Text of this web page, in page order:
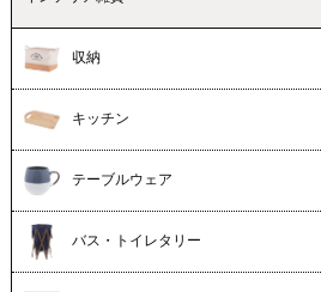
収納
キッチン
テーブルウェア
バス・トイレタリー